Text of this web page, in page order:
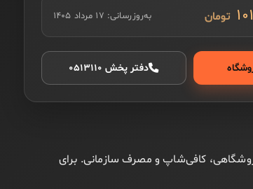
به‌روزرسانی: ۱۷ مرداد ۱۴۰۵
دفتر پخش ۰۵۱۳۱۱۰
فروشگاهی، کافی‌شاپ و مصرف سازمانی. برای